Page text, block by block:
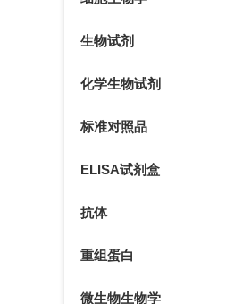
生物试剂
化学生物试剂
标准对照品
ELISA试剂盒
抗体
重组蛋白
微生物生物学